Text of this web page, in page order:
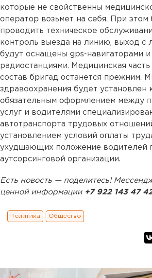
которые не свойственны
оператор возьмет на себя. При этом
проводить техническое
контроль выезда на линию, выход с
будут оснащены gps-навигаторами и
радиостанциями. Медицинская часть
состав бригад останется прежним.
здравоохранения будет установлен
обязательным оформлением между
услуг и водителями
автотранспорта трудовых
установлением условий оплаты
ухудшающих положение водителей
аутсорсинговой организации.
Есть новость — поделитесь!
ценной информации +7 922 143 47
Политика Общество